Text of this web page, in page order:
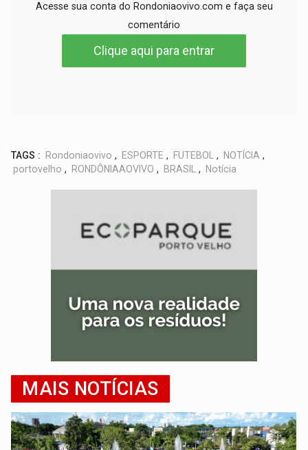
Acesse sua conta do Rondoniaovivo.com e faça seu
comentário
Clique aqui para entrar
TAGS : Rondoniaovivo , ESPORTE , FUTEBOL , NOTÍCIA ,
portovelho , RONDÔNIAAOVIVO , BRASIL , Notícia
MAIS NOTÍCIAS